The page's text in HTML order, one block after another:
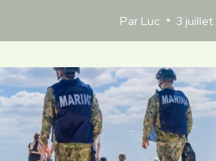
Par Luc 3 juillet